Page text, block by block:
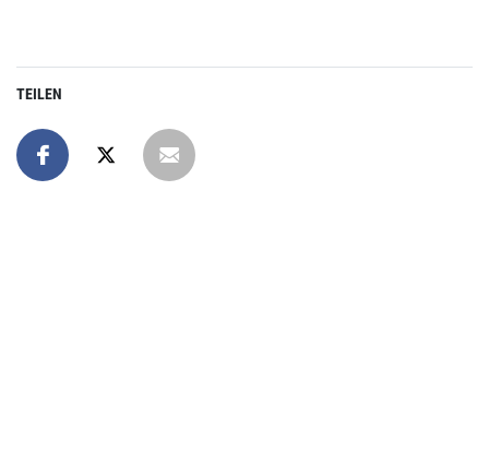
TEILEN